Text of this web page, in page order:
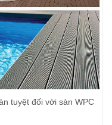
tuyệt đối với sàn WPC